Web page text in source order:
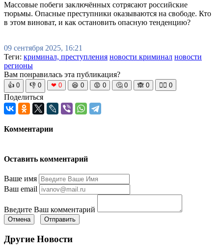
Массовые побеги заключённых сотрясают российские
тюрьмы. Опасные преступники оказываются на свободе. Кто
в этом виноват, и как остановить опасную тенденцию?
09 сентября 2025, 16:21
Теги: криминал, преступления новости криминал новости
регионы
Вам понравилась эта публикация?
👍 0 👎 0 ❤ 0 😆 0 😡 0 🤔 0 🙈 0 🧘‍♀️ 0
Поделиться
Комментарии
Оставить комментарий
Ваше имя
Ваш email
Введите Ваш комментарий
Отмена Отправить
Другие Новости